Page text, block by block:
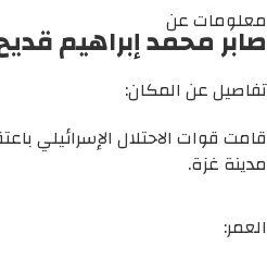
معلومات عن
صابر محمد إبراهيم
تفاصيل عن المكان:
قامت قوات الاحتلال الإسرائيلي
مدينة غزة.
العمر: